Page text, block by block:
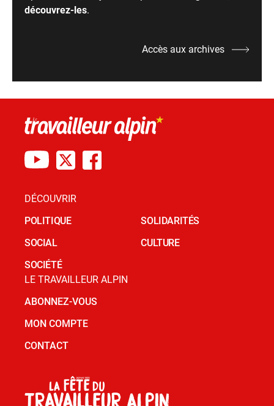
découvrez-les.
Accès aux archives
DÉCOUVRIR
POLITIQUE
SOCIAL
SOCIÉTÉ
SOLIDARITÉS
CULTURE
LE TRAVAILLEUR ALPIN
ABONNEZ-VOUS
MON COMPTE
CONTACT